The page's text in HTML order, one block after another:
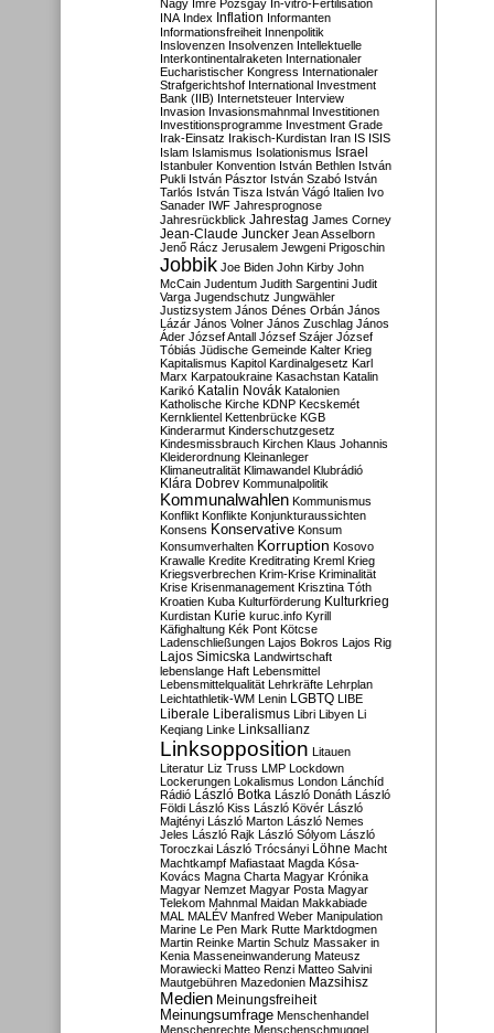
Nagy Imre Pozsgay In-vitro-Fertilisation
INA Index Inflation Informanten
Informationsfreiheit Innenpolitik
Inslovenzen Insolvenzen Intellektuelle
Interkontinentalraketen Internationaler
Eucharistischer Kongress Internationaler
Strafgerichtshof International Investment
Bank (IIB) Internetsteuer Interview
Invasion Invasionsmahnmal Investitionen
Investitionsprogramme Investment Grade
Irak-Einsatz Irakisch-Kurdistan Iran IS ISIS
Islam Islamismus Isolationismus Israel
Istanbuler Konvention István Bethlen István
Pukli István Pásztor István Szabó István
Tarlós István Tisza István Vágó Italien Ivo
Sanader IWF Jahresprognose
Jahresrückblick Jahrestag James Corney
Jean-Claude Juncker Jean Asselborn
Jenő Rácz Jerusalem Jewgeni Prigoschin
Jobbik Joe Biden John Kirby John
McCain Judentum Judith Sargentini Judit
Varga Jugendschutz Jungwähler
Justizsystem János Dénes Orbán János
Lázár János Volner János Zuschlag János
Áder József Antall József Szájer József
Tóbiás Jüdische Gemeinde Kalter Krieg
Kapitalismus Kapitol Kardinalgesetz Karl
Marx Karpatoukraine Kasachstan Katalin
Karikó Katalin Novák Katalonien
Katholische Kirche KDNP Kecskemét
Kernklientel Kettenbrücke KGB
Kinderarmut Kinderschutzgesetz
Kindesmissbrauch Kirchen Klaus Johannis
Kleiderordnung Kleinanleger
Klimaneutralität Klimawandel Klubrádió
Klára Dobrev Kommunalpolitik
Kommunalwahlen Kommunismus
Konflikt Konflikte Konjunkturaussichten
Konsens Konservative Konsum
Konsumverhalten Korruption Kosovo
Krawalle Kredite Kreditrating Kreml Krieg
Kriegsverbrechen Krim-Krise Kriminalität
Krise Krisenmanagement Krisztina Tóth
Kroatien Kuba Kulturförderung Kulturkrieg
Kurdistan Kurie kuruc.info Kyrill
Käfighaltung Kék Pont Kötcse
Ladenschließungen Lajos Bokros Lajos Rig
Lajos Simicska Landwirtschaft
lebenslange Haft Lebensmittel
Lebensmittelqualität Lehrkräfte Lehrplan
Leichtathletik-WM Lenin LGBTQ LIBE
Liberale Liberalismus Libri Libyen Li
Keqiang Linke Linksallianz
Linksopposition Litauen
Literatur Liz Truss LMP Lockdown
Lockerungen Lokalismus London Lánchíd
Rádió
László Botka László Donáth László
Földi László Kiss László Kövér László
Majtényi László Marton László Nemes
Jeles László Rajk László Sólyom László
Toroczkai László Trócsányi Löhne Macht
Machtkampf Mafiastaat Magda Kósa-
Kovács Magna Charta Magyar Krónika
Magyar Nemzet Magyar Posta Magyar
Telekom Mahnmal Maidan Makkabiade
MAL MALÉV Manfred Weber Manipulation
Marine Le Pen Mark Rutte Marktdogmen
Martin Reinke Martin Schulz Massaker in
Kenia Masseneinwanderung Mateusz
Morawiecki Matteo Renzi Matteo Salvini
Mautgebühren Mazedonien Mazsihisz
Medien Meinungsfreiheit
Meinungsumfrage Menschenhandel
Menschenrechte Menschenschmuggel